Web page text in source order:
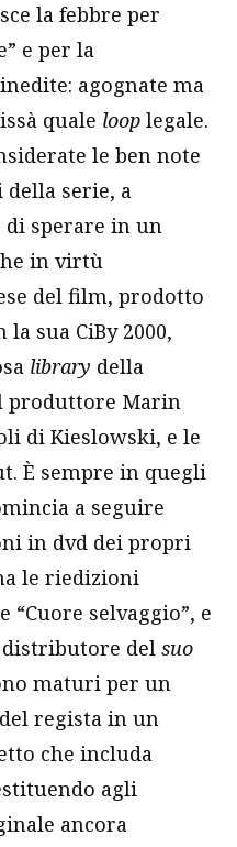
la febbre per
e per la
agognate ma
quale loop legale.
le ben note
serie, a
di sperare in un
in virtù
del film, prodotto
la sua CiBy 2000,
library della
produttore Marin
di Kieslowski, e le
È sempre in quegli
a seguire
in dvd dei propri
le riedizioni
“Cuore selvaggio”, e
distributore del suo
maturi per un
regista in un
che includa
agli
ancora